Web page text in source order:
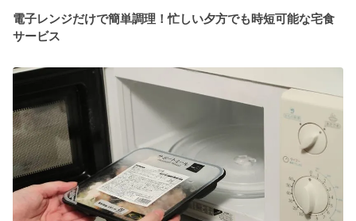
電子レンジだけで簡単調理！忙しい夕方でも時短可能な宅食
サービス